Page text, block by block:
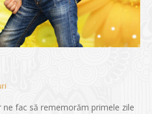
ne fac să rememorăm primele zile